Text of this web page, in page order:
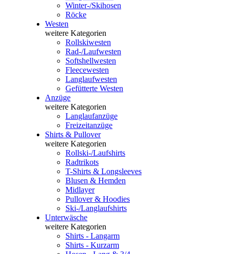
Winter-/Skihosen
Röcke
Westen
weitere Kategorien
Rollskiwesten
Rad-/Laufwesten
Softshellwesten
Fleecewesten
Langlaufwesten
Gefütterte Westen
Anzüge
weitere Kategorien
Langlaufanzüge
Freizeitanzüge
Shirts & Pullover
weitere Kategorien
Rollski-/Laufshirts
Radtrikots
T-Shirts & Longsleeves
Blusen & Hemden
Midlayer
Pullover & Hoodies
Ski-/Langlaufshirts
Unterwäsche
weitere Kategorien
Shirts - Langarm
Shirts - Kurzarm